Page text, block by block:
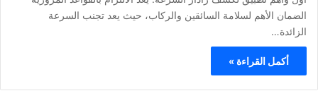
الضمان الأهم لسلامة السائقين والركاب، حيث يعد تجنب السرعة
الزائدة…
أكمل القراءة »